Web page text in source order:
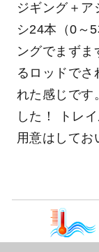
ジギング＋
シ24本（0～
ングでまずま
るロッドでさ
れた感じです
した！ トレ
用意はしてお